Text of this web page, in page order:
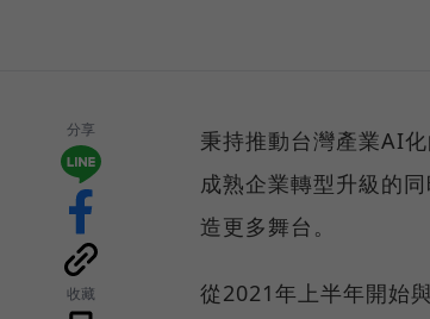
分享
收藏
秉持推動台灣產業AI
成熟企業轉型升級的
造更多舞台。
從2021年上半年開始